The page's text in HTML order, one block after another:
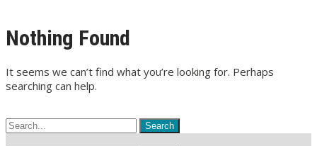
Nothing Found
It seems we can’t find what you’re looking for. Perhaps
searching can help.